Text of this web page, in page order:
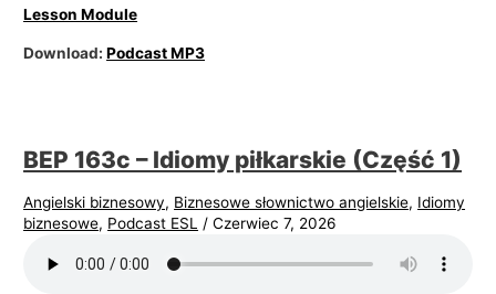
Lesson Module
Download:Podcast MP3
BEP 163c – Idiomy piłkarskie (Część 1)
Angielski biznesowy, Biznesowe słownictwo angielskie, Idiomy
biznesowe, Podcast ESL /Czerwiec 7, 2026